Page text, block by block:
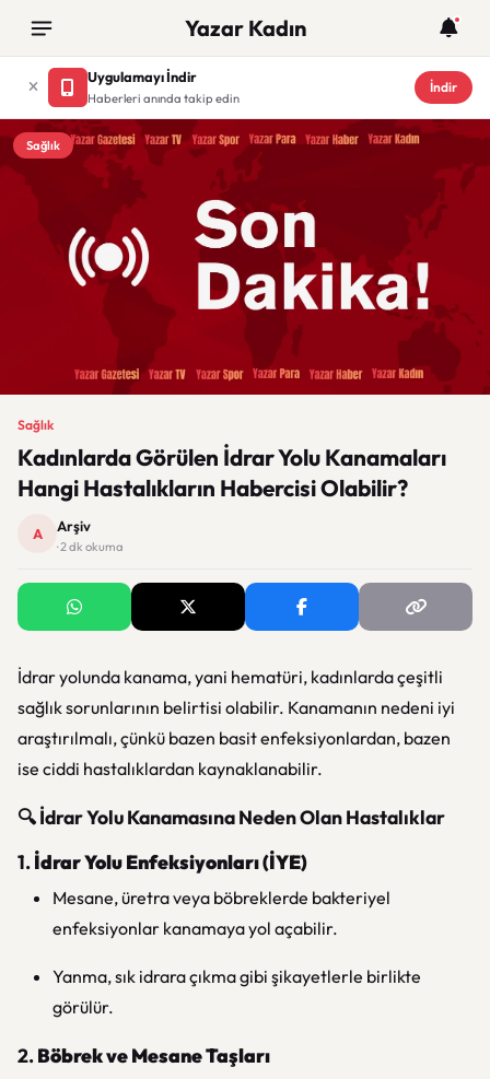
Yazar Kadın
Uygulamayı İndir
Haberleri anında takip edin
İndir
Sağlık
Sağlık
Kadınlarda Görülen İdrar Yolu Kanamaları
Hangi Hastalıkların Habercisi Olabilir?
A Arşiv
· 2 dk okuma
İdrar yolunda kanama, yani hematüri, kadınlarda çeşitli
sağlık sorunlarının belirtisi olabilir. Kanamanın nedeni iyi
araştırılmalı, çünkü bazen basit enfeksiyonlardan, bazen
ise ciddi hastalıklardan kaynaklanabilir.
🔍 İdrar Yolu Kanamasına Neden Olan Hastalıklar
1.İdrar Yolu Enfeksiyonları (İYE)
Mesane, üretra veya böbreklerde bakteriyel
enfeksiyonlar kanamaya yol açabilir.
Yanma, sık idrara çıkma gibi şikayetlerle birlikte
görülür.
2.Böbrek ve Mesane Taşları